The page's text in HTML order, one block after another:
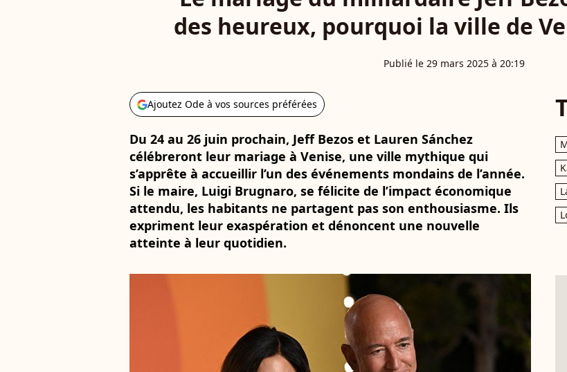
des heureux, pourquoi la ville de
Publié le 29 mars 2025 à 20:19
Ajoutez Ode à vos sources préférées
Du 24 au 26 juin prochain, Jeff Bezos et Lauren Sánchez
célébreront leur mariage à Venise, une ville mythique qui
s’apprête à accueillir l’un des événements mondains de l’année.
Si le maire, Luigi Brugnaro, se félicite de l’impact économique
attendu, les habitants ne partagent pas son enthousiasme. Ils
expriment leur exaspération et dénoncent une nouvelle
atteinte à leur quotidien.